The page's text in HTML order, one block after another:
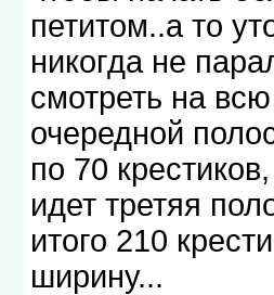
петитом..а то
никогда не
смотреть на
очередной
по 70
идет третяя
итого 210
ширину...